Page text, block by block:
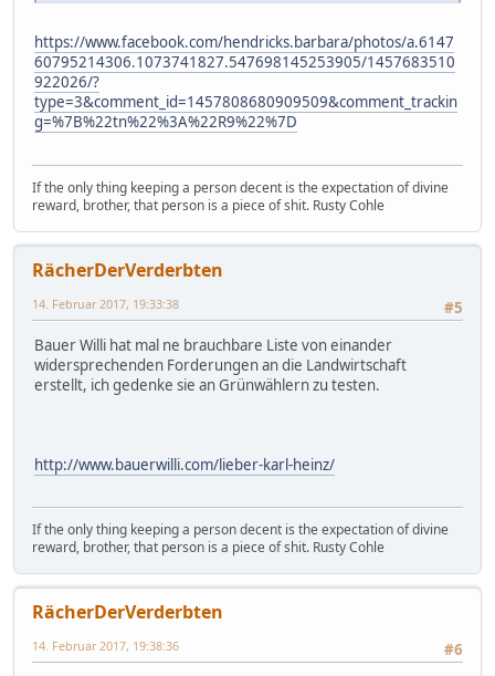
https://www.facebook.com/hendricks.barbara/photos/a.6147
60795214306.1073741827.547698145253905/1457683510
922026/?
type=3&comment_id=1457808680909509&comment_trackin
g=%7B%22tn%22%3A%22R9%22%7D
If the only thing keeping a person decent is the expectation of divine
reward, brother, that person is a piece of shit. Rusty Cohle
RächerDerVerderbten
#5
14. Februar 2017, 19:33:38
Bauer Willi hat mal ne brauchbare Liste von einander
widersprechenden Forderungen an die Landwirtschaft
erstellt, ich gedenke sie an Grünwählern zu testen.
http://www.bauerwilli.com/lieber-karl-heinz/
If the only thing keeping a person decent is the expectation of divine
reward, brother, that person is a piece of shit. Rusty Cohle
RächerDerVerderbten
#6
14. Februar 2017, 19:38:36